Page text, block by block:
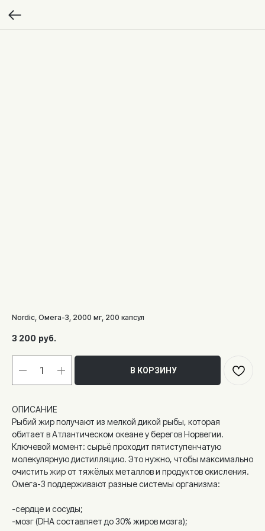
Nordic, Омега-3, 2000 мг, 200 капсул
3 200 руб.
В КОРЗИНУ
ОПИСАНИЕ
Рыбий жир получают из мелкой дикой рыбы, которая
обитает в Атлантическом океане у берегов Норвегии.
Ключевой момент: сырьё проходит пятиступенчатую
молекулярную дистилляцию. Это нужно, чтобы максимально
очистить жир от тяжёлых металлов и продуктов окисления.
Омега-3 поддерживают разные системы организма:
-сердце и сосуды;
-мозг (DHA составляет до 30% жиров мозга);